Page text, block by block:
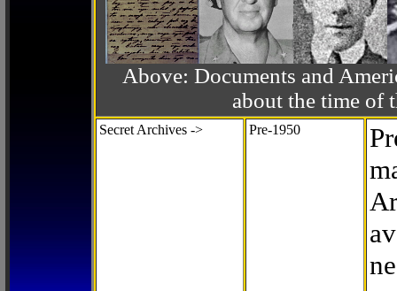
Above: Documents and
about the time of
Secret Archives -> Pre-1950